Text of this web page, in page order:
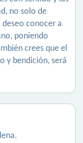
no solo de
conocer a
poniendo
crees que el
y bendición, será